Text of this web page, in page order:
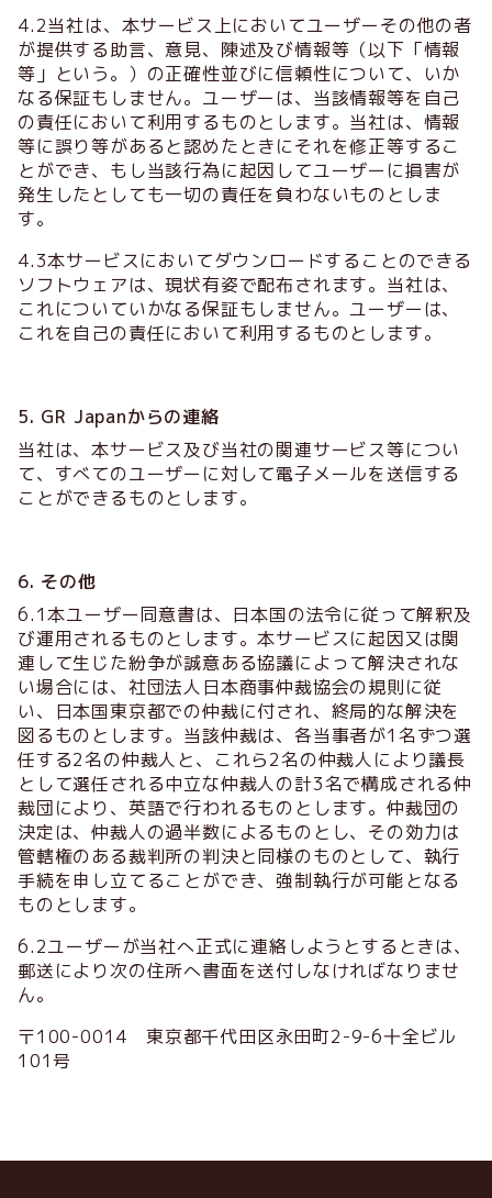
4.2当社は、本サービス上においてユーザーその他の者
が提供する助言、意見、陳述及び情報等（以下「情報
等」という。）の正確性並びに信頼性について、いか
なる保証もしません。ユーザーは、当該情報等を自己
の責任において利用するものとします。当社は、情報
等に誤り等があると認めたときにそれを修正等するこ
とができ、もし当該行為に起因してユーザーに損害が
発生したとしても一切の責任を負わないものとしま
す。
4.3本サービスにおいてダウンロードすることのできる
ソフトウェアは、現状有姿で配布されます。当社は、
これについていかなる保証もしません。ユーザーは、
これを自己の責任において利用するものとします。
5. GR Japanからの連絡
当社は、本サービス及び当社の関連サービス等につい
て、すべてのユーザーに対して電子メールを送信する
ことができるものとします。
6. その他
6.1本ユーザー同意書は、日本国の法令に従って解釈及
び運用されるものとします。本サービスに起因又は関
連して生じた紛争が誠意ある協議によって解決されな
い場合には、社団法人日本商事仲裁協会の規則に従
い、日本国東京都での仲裁に付され、終局的な解決を
図るものとします。当該仲裁は、各当事者が1名ずつ選
任する2名の仲裁人と、これら2名の仲裁人により議長
として選任される中立な仲裁人の計3名で構成される仲
裁団により、英語で行われるものとします。仲裁団の
決定は、仲裁人の過半数によるものとし、その効力は
管轄権のある裁判所の判決と同様のものとして、執行
手続を申し立てることができ、強制執行が可能となる
ものとします。
6.2ユーザーが当社へ正式に連絡しようとするときは、
郵送により次の住所へ書面を送付しなければなりませ
ん。
〒100-0014 東京都千代田区永田町2-9-6十全ビル
101号